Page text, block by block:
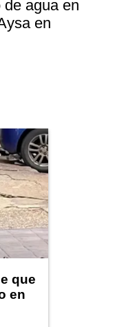
agua en
en
que
en